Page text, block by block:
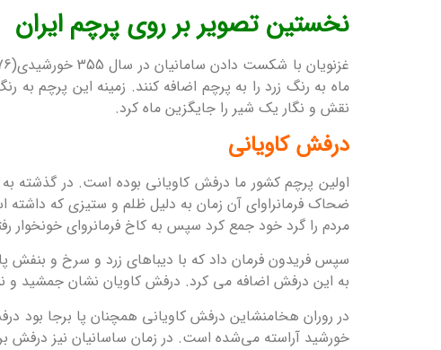
نخستین تصویر بر روی پرچم ایران
نقش و نگار یک شیر را جایگزین ماه کرد.
درفش کاویانی
اولین پرچم کشور ما درفش کاویانی بوده است. در گذشته
ضحاک فرمانراوای آن زمان به دلیل ظلم و ستیزی که
مردم را گرد خود جمع کرد سپس به کاخ فرمانروای خونخوار
سپس فریدون فرمان داد که با دیباهای زرد و سرخ و بنفش
به این درفش اضافه می کرد. درفش کاویان نشان جمشید و
در روران هخامنشاین درفش کاویانی همچنان پا برجا بود
خورشید آراسته می‌شده است. در زمان ساسانیان نیز درفش